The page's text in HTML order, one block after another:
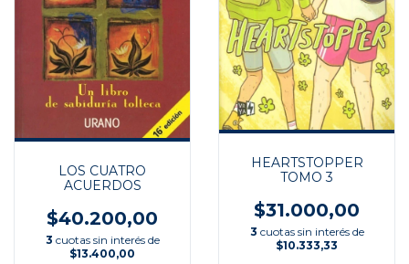
LOS CUATRO
ACUERDOS
$40.200,00
3 cuotas sin interés de
$13.400,00
HEARTSTOPPER
TOMO 3
$31.000,00
3 cuotas sin interés de
$10.333,33